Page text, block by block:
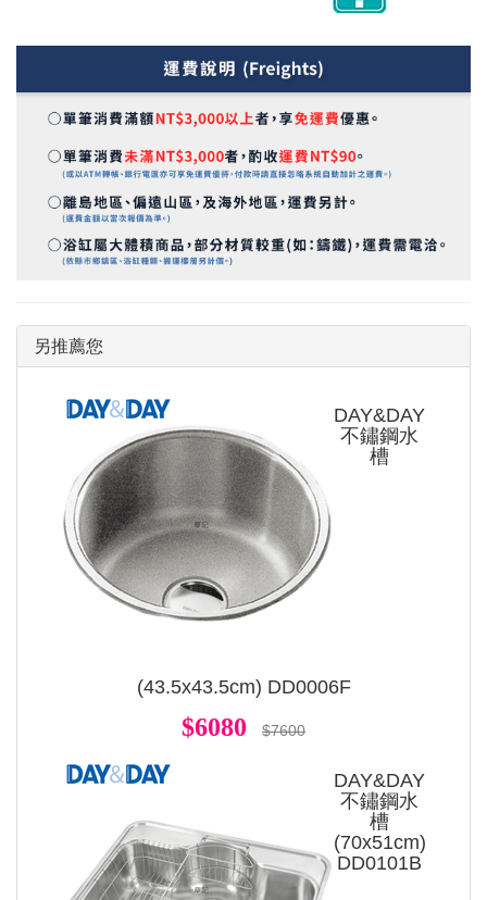
另推薦您
DAY&DAY
不鏽鋼水
槽
(43.5x43.5cm) DD0006F
$6080 $7600
DAY&DAY
不鏽鋼水
槽
(70x51cm)
DD0101B